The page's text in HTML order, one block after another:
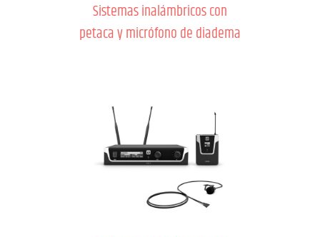
Sistemas inalámbricos con
petaca y micrófono de diadema